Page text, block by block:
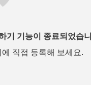
기 기능이 종료되었습
직접 등록해 보세요.